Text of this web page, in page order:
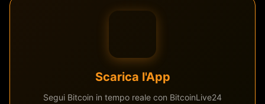
Scarica l'App
Segui Bitcoin in tempo reale con BitcoinLive24